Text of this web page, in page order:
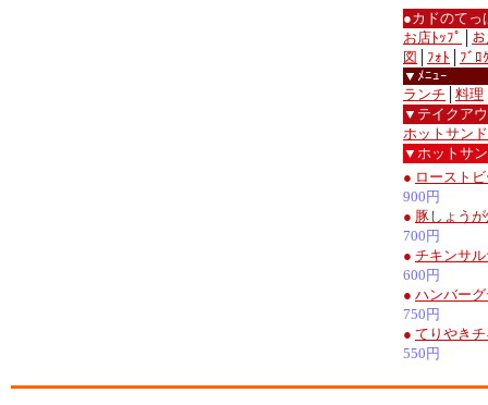
●カドのて
お店ﾄｯﾌﾟ
図
ﾌｫﾄ
ﾌﾞﾛ
▼ﾒﾆｭｰ
ランチ
料理
▼テイクア
ホットサンド
▼ホットサ
● ロースト
900円
● 豚しょう
700円
● チキンサ
600円
● ハンバー
750円
● てりやき
550円